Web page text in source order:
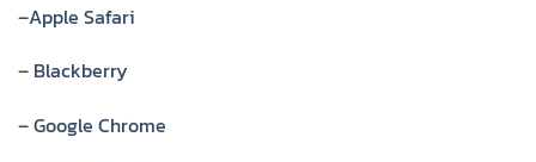
–Apple Safari
– Blackberry
–Google Chrome